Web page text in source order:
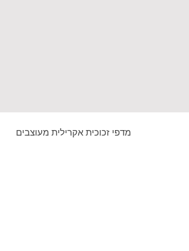
מדפי זכוכית אקרילית מעוצבים